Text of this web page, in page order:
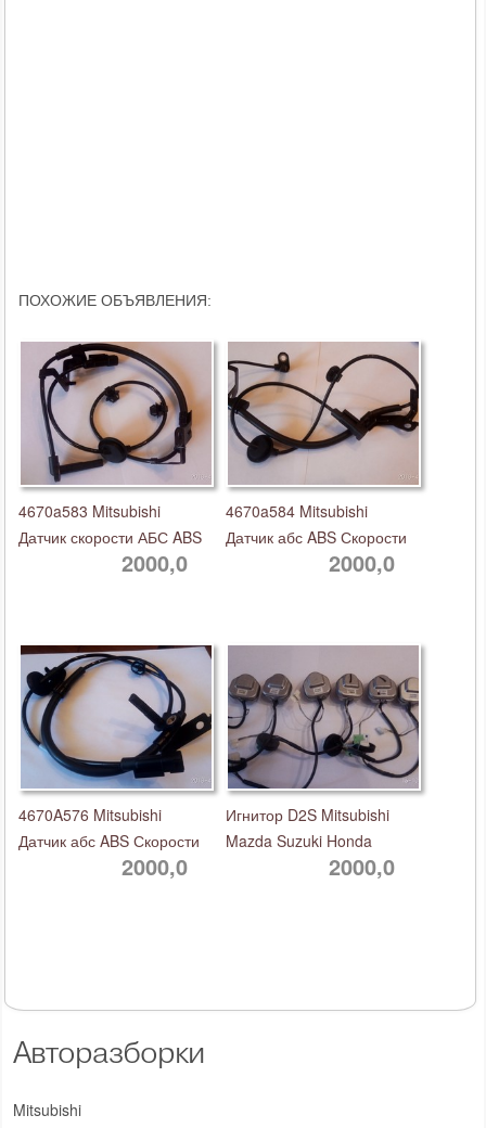
Авторазборки
Mitsubishi
ПОХОЖИЕ ОБЪЯВЛЕНИЯ:
4670a583 Mitsubishi
Датчик скорости АБС ABS
2000,0
4670a584 Mitsubishi
Датчик абс ABS Скорости
2000,0
4670A576 Mitsubishi
Датчик абс ABS Скорости
2000,0
Игнитор D2S Mitsubishi
Mazda Suzuki Honda
2000,0